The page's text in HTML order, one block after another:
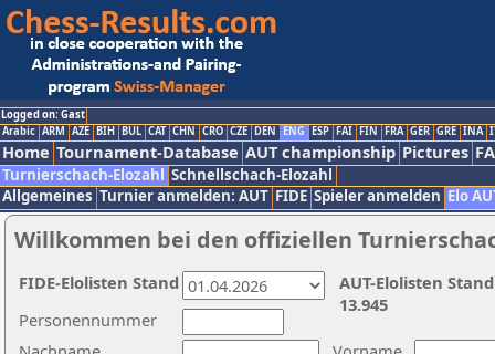
Logged on: Gast
Arabic ARM AZE BIH BUL CAT CHN CRO CZE DEN ENG ESP FAI FIN FRA GER GRE INA
Home Tournament-Database AUT championship Pictures
Turnierschach-Elozahl Schnellschach-Elozahl
Allgemeines Turnier anmelden: AUT FIDE Spieler anmelden Elo
Willkommen bei den offiziellen
Personennummer
AUT-Elolisten
13.945
FIDE-Elolisten Stand